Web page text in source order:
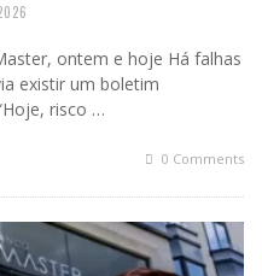
ontem e hoje Há falhas
existir um boletim
risco …
0 Comments